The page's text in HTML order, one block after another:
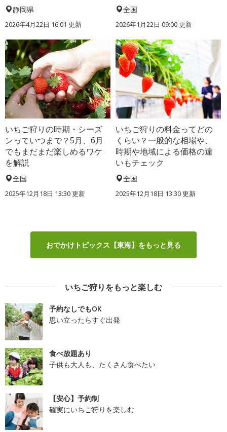
静岡県
2026年4月22日 16:01 更新
全国
2026年1月22日 09:00 更新
いちご狩りの時期・シーズ
ンっていつまで？5月、6月
でもまだまだ楽しめるワケ
を解説
全国
2025年12月18日 13:30 更新
いちご狩りの料金ってどの
くらい？一般的な相場や、
時期や地域による価格の違
いもチェック
全国
2025年12月18日 13:30 更新
おでかけトピックス【東海】をもっと見る
いちご狩りをもっと楽しむ
予約なしでもOK
思い立ったらすぐ出発
食べ放題あり
子供も大人も、たくさん食べたい
【安心】予約制
確実にいちご狩りを楽しむ